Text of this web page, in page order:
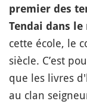
premier des
Tendai dans le
cette école, le
siècle. C’est
que les livres
au clan